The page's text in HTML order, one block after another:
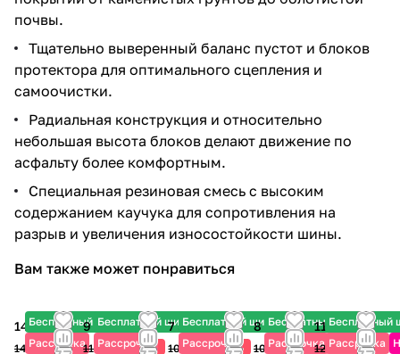
почвы.
Тщательно выверенный баланс пустот и блоков
протектора для оптимального сцепления и
самоочистки.
Радиальная конструкция и относительно
небольшая высота блоков делают движение по
асфальту более комфортным.
Специальная резиновая смесь с высоким
содержанием каучука для сопротивления на
разрыв и увеличения износостойкости шины.
Вам также может понравиться
Бесплатный шиномонтаж
Рассрочка
14 180 ₽
14 620 ₽
Бесплатный шиномонтаж
Рассрочка
9 530 ₽
11 910 ₽ -20%
Бесплатный шиномонтаж
Рассрочка
7 540 ₽
10 770 ₽ -30%
Бесплатный
Рассрочка
8 790 ₽
10 990 ₽
Бесплатный
Рассрочка
11 690 ₽
12 990 ₽